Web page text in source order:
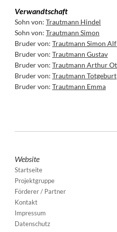
Verwandtschaft
Sohn von: Trautmann Hindel
Sohn von: Trautmann Simon
Bruder von: Trautmann Simon
Bruder von: Trautmann Gustav
Bruder von: Trautmann Arthur
Bruder von: Trautmann Totgeburt
Bruder von: Trautmann Emma
Website
Startseite
Projektgruppe
Förderer / Partner
Kontakt
Impressum
Datenschutz